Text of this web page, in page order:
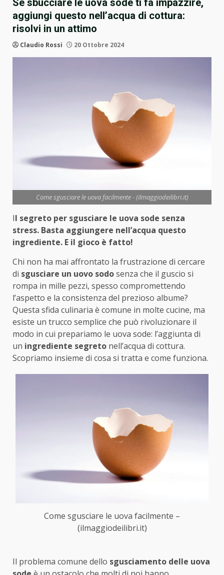
Se sbucciare le uova sode ti fa impazzire,
aggiungi questo nell’acqua di cottura:
risolvi in un attimo
Claudio Rossi 20 Ottobre 2024
Come sgusciare le uova facilmente - (ilmaggiodeilibri.it)
Il segreto per sgusciare le uova sode senza
stress. Basta aggiungere nell’acqua questo
ingrediente. E il gioco è fatto!
Chi non ha mai affrontato la frustrazione di cercare
di sgusciare un uovo sodosenza che il guscio si
rompa in mille pezzi, spesso compromettendo
l’aspetto e la consistenza del prezioso albume?
Questa sfida culinaria è comune in molte cucine, ma
esiste un trucco semplice che può rivoluzionare il
modo in cui prepariamo le uova sode: l’aggiunta di
un ingrediente segreto nell’acqua di cottura.
Scopriamo insieme di cosa si tratta e come funziona.
Come sgusciare le uova facilmente –
(ilmaggiodeilibri.it)
Il problema comune dello sgusciamento delle uova